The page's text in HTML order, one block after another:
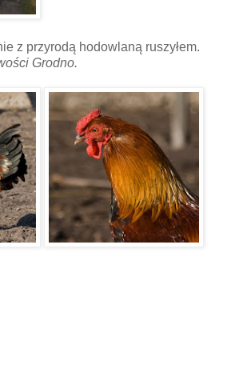
z przyrodą hodowlaną ruszyłem.
Grodno.